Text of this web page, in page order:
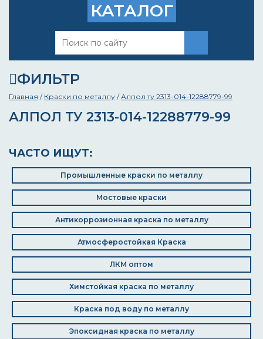
КАТАЛОГ
ФИЛЬТР
Главная / Краски по металлу /Алпол ту 2313-014-12288779-99
АЛПОЛ ТУ 2313-014-12288779-99
ЧАСТО ИЩУТ:
Промышленные краски по металлу
Мостовые краски
Антикоррозионная краска по металлу
Атмосферостойкая Краска
ЛКМ оптом
Химстойкая краска по металлу
Краска под воду по металлу
Эпоксидная краска по металлу